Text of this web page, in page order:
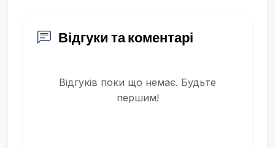
Відгуки та коментарі
Відгуків поки що немає. Будьте
першим!